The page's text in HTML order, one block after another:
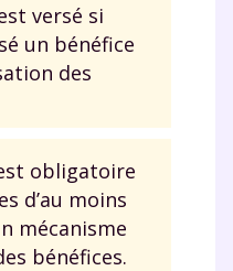
versé si
un bénéfice
des
obligatoire
d’au moins
mécanisme
bénéfices.